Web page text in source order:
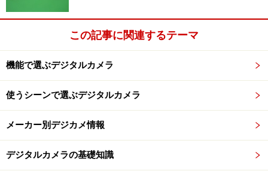
この記事に関連するテーマ
機能で選ぶデジタルカメラ
使うシーンで選ぶデジタルカメラ
メーカー別デジカメ情報
デジタルカメラの基礎知識